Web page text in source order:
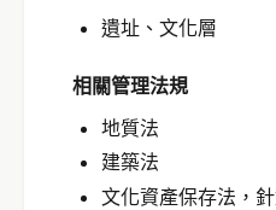
遺址、文化層
相關管理法規
地質法
建築法
文化資產保存法，